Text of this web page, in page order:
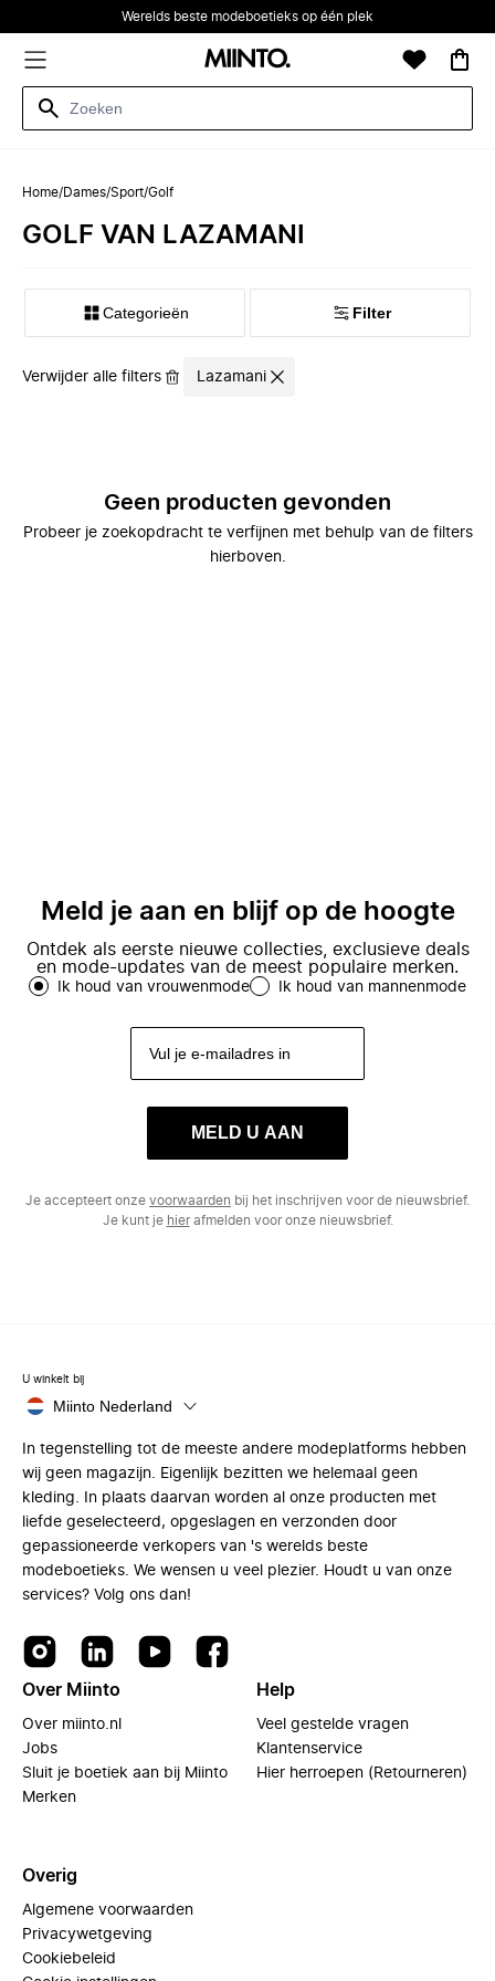
Werelds beste modeboetieks op één plek
Home/Dames/Sport/Golf
GOLF VAN LAZAMANI
Categorieën Filter
Verwijder alle filters Lazamani
Geen producten gevonden
Probeer je zoekopdracht te verfijnen met behulp van de filters
hierboven.
Meld je aan en blijf op de hoogte
Ontdek als eerste nieuwe collecties, exclusieve deals
en mode-updates van de meest populaire merken.
Ik houd van vrouwenmode Ik houd van mannenmode
MELD U AAN
Je accepteert onze voorwaarden bij het inschrijven voor de nieuwsbrief.
Je kunt je hierafmelden voor onze nieuwsbrief.
U winkelt bij
Miinto Nederland
In tegenstelling tot de meeste andere modeplatforms hebben
wij geen magazijn. Eigenlijk bezitten we helemaal geen
kleding. In plaats daarvan worden al onze producten met
liefde geselecteerd, opgeslagen en verzonden door
gepassioneerde verkopers van 's werelds beste
modeboetieks. We wensen u veel plezier. Houdt u van onze
services? Volg ons dan!
Over Miinto
Over miinto.nl
Jobs
Sluit je boetiek aan bij Miinto
Merken
Help
Veel gestelde vragen
Klantenservice
Hier herroepen (Retourneren)
Overig
Algemene voorwaarden
Privacywetgeving
Cookiebeleid